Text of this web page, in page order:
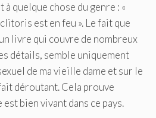
quelque chose du genre : «
est en feu ». Le fait que
livre qui couvre de nombreux
détails, semble uniquement
de ma vieille dame et sur le
déroutant. Cela prouve
est bien vivant dans ce pays.